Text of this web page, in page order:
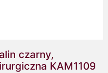
czarny,
KAM1109